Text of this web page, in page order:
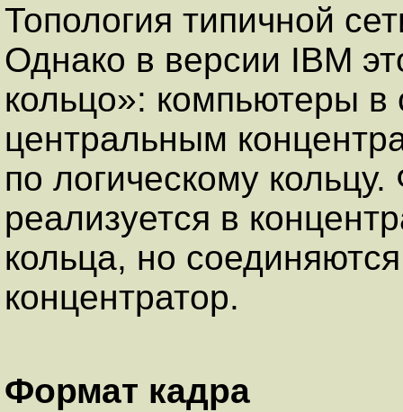
Топология типичной
Однако в версии IBM
кольцо»: компьютеры в
центральным
по логическому
реализуется в
кольца, но
концентратор.
Формат кадра